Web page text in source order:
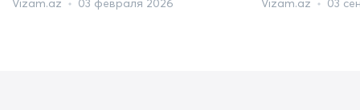
Vizam.az 03 февраля 2026 Vizam.az 03